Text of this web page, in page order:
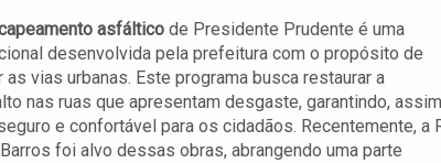
asfáltico de Presidente Prudente é uma
desenvolvida pela prefeitura com o propósito de
vias urbanas. Este programa busca restaurar a
nas ruas que apresentam desgaste, garantindo,
e confortável para os cidadãos. Recentemente, a
foi alvo dessas obras, abrangendo uma parte